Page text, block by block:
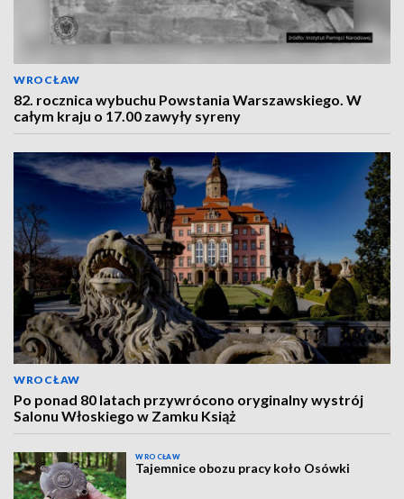
WROCŁAW
82. rocznica wybuchu Powstania Warszawskiego. W
całym kraju o 17.00 zawyły syreny
WROCŁAW
Po ponad 80 latach przywrócono oryginalny wystrój
Salonu Włoskiego w Zamku Książ
WROCŁAW
Tajemnice obozu pracy koło Osówki